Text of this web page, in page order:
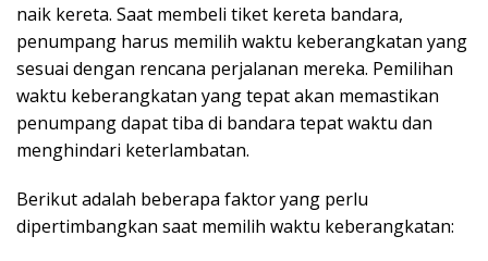
naik kereta. Saat membeli tiket kereta bandara,
penumpang harus memilih waktu keberangkatan yang
sesuai dengan rencana perjalanan mereka. Pemilihan
waktu keberangkatan yang tepat akan memastikan
penumpang dapat tiba di bandara tepat waktu dan
menghindari keterlambatan.
Berikut adalah beberapa faktor yang perlu
dipertimbangkan saat memilih waktu keberangkatan: